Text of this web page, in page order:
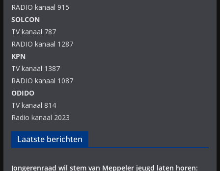
RADIO kanaal 915
SOLCON
TV kanaal 787
RADIO kanaal 1287
KPN
TV kanaal 1387
RADIO kanaal 1087
ODIDO
TV kanaal 814
Radio kanaal 2023
Laatste berichten
Jongerenraad wil stem van Meppeler jeugd laten horen: